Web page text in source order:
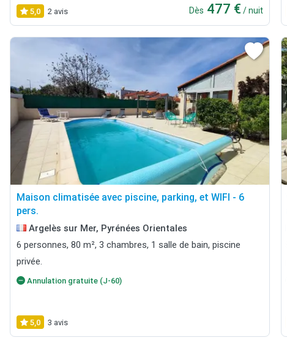
5,0 2 avis Dès 477 € / nuit
Maison climatisée avec piscine, parking, et WIFI - 6
pers.
Argelès sur Mer, Pyrénées Orientales
6 personnes, 80 m², 3 chambres, 1 salle de bain, piscine
privée.
Annulation gratuite (J-60)
5,0 3 avis